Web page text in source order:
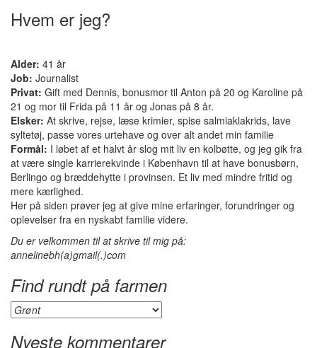
navigation
Hvem er jeg?
Alder: 41 år
Job: Journalist
Privat: Gift med Dennis, bonusmor til Anton på 20 og Karoline på
21 og mor til Frida på 11 år og Jonas på 8 år.
Elsker: At skrive, rejse, læse krimier, spise salmiaklakrids, lave
syltetøj, passe vores urtehave og over alt andet min familie
Formål: I løbet af et halvt år slog mit liv en kolbøtte, og jeg gik fra
at være single karrierekvinde i København til at have bonusbørn,
Berlingo og bræddehytte i provinsen. Et liv med mindre fritid og
mere kærlighed.
Her på siden prøver jeg at give mine erfaringer, forundringer og
oplevelser fra en nyskabt familie videre.
Du er velkommen til at skrive til mig på:
annelinebh(a)gmail(.)com
Find rundt på farmen
Find
rundt
på
Nyeste kommentarer